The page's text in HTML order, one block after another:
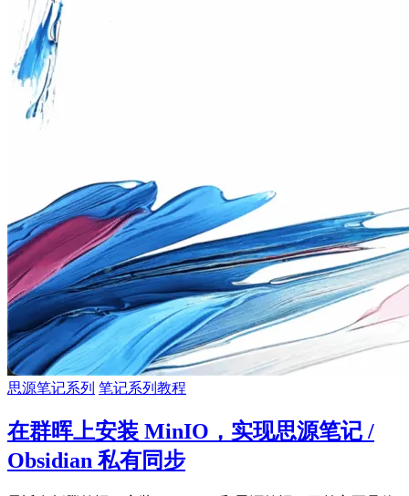
思源笔记系列 笔记系列教程
在群晖上安装 MinIO，实现思源笔记 /
Obsidian 私有同步